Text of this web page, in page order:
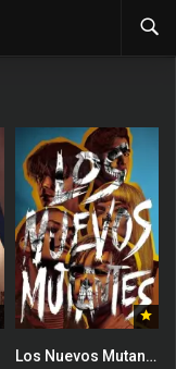
Los Nuevos Mutantes